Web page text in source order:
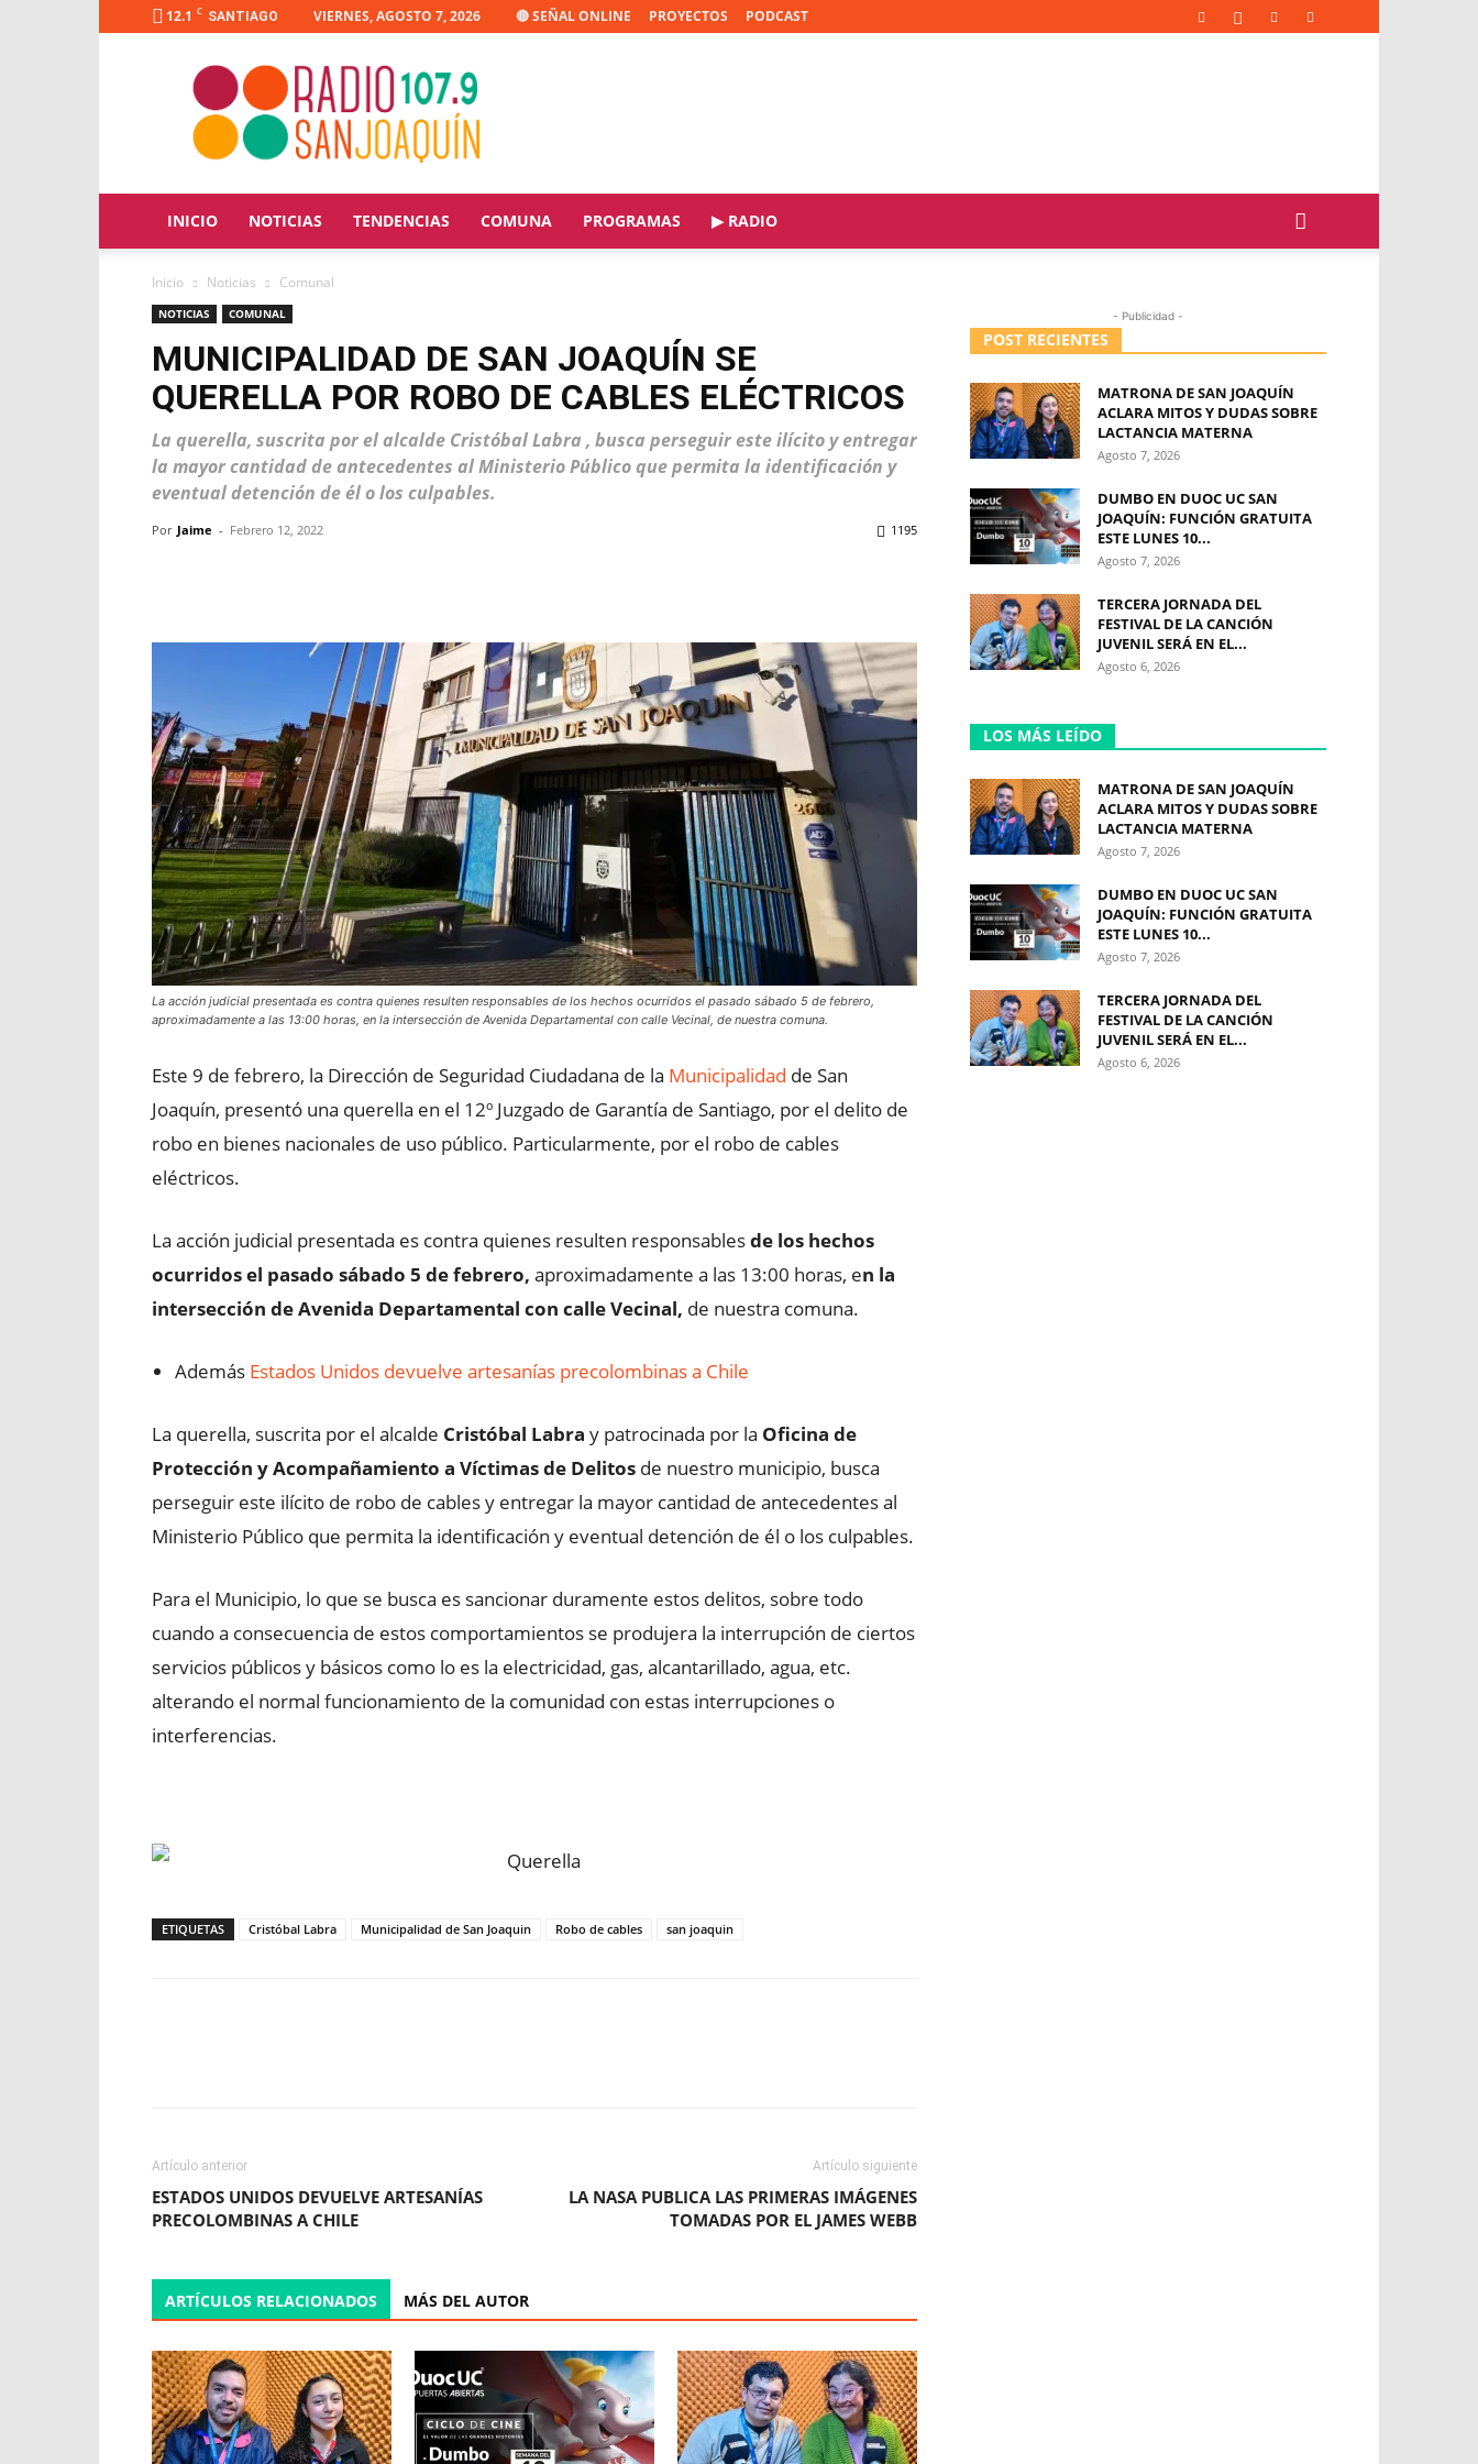
12.1 C SANTIAGO VIERNES, AGOSTO 7, 2026 🔴 SEÑAL ONLINE PROYECTOS PODCAST
Radio
Joaquín
INICIO NOTICIAS TENDENCIAS COMUNA PROGRAMAS ▶ RADIO
Inicio Noticias Comunal
NOTICIAS COMUNAL
MUNICIPALIDAD DE SAN JOAQUÍN SE
QUERELLA POR ROBO DE CABLES ELÉCTRICOS
La querella, suscrita por el alcalde Cristóbal Labra , busca perseguir este ilícito y entregar
la mayor cantidad de antecedentes al Ministerio Público que permita la identificación y
eventual detención de él o los culpables.
Por Jaime - Febrero 12, 2022 1195
La acción judicial presentada es contra quienes resulten responsables de los hechos ocurridos el pasado sábado 5 de febrero,
aproximadamente a las 13:00 horas, en la intersección de Avenida Departamental con calle Vecinal, de nuestra comuna.
Este 9 de febrero, la Dirección de Seguridad Ciudadana de la Municipalidad de San
Joaquín, presentó una querella en el 12º Juzgado de Garantía de Santiago, por el delito de
robo en bienes nacionales de uso público. Particularmente, por el robo de cables
eléctricos.
La acción judicial presentada es contra quienes resulten responsablesde los hechos
ocurridos el pasado sábado 5 de febrero, aproximadamente a las 13:00 horas, en la
intersección de Avenida Departamental con calle Vecinal, de nuestra comuna.
Además Estados Unidos devuelve artesanías precolombinas a Chile
La querella, suscrita por el alcalde Cristóbal Labra y patrocinada por la Oficina de
Protección y Acompañamiento a Víctimas de Delitos de nuestro municipio, busca
perseguir este ilícito de robo de cables y entregar la mayor cantidad de antecedentes al
Ministerio Público que permita la identificación y eventual detención de él o los culpables.
Para el Municipio, lo que se busca es sancionar duramente estos delitos, sobre todo
cuando a consecuencia de estos comportamientos se produjera la interrupción de ciertos
servicios públicos y básicos como lo es la electricidad, gas, alcantarillado, agua, etc.
alterando el normal funcionamiento de la comunidad con estas interrupciones o
interferencias.
ETIQUETAS Cristóbal Labra Municipalidad de San Joaquin Robo de cables san joaquin
Artículo anterior
ESTADOS UNIDOS DEVUELVE ARTESANÍAS
PRECOLOMBINAS A CHILE
Artículo siguiente
LA NASA PUBLICA LAS PRIMERAS IMÁGENES
TOMADAS POR EL JAMES WEBB
ARTÍCULOS RELACIONADOS MÁS DEL AUTOR
- Publicidad -
POST RECIENTES
MATRONA DE SAN JOAQUÍN
ACLARA MITOS Y DUDAS SOBRE
LACTANCIA MATERNA
Agosto 7, 2026
DUMBO EN DUOC UC SAN
JOAQUÍN: FUNCIÓN GRATUITA
ESTE LUNES 10...
Agosto 7, 2026
TERCERA JORNADA DEL
FESTIVAL DE LA CANCIÓN
JUVENIL SERÁ EN EL...
Agosto 6, 2026
LOS MÁS LEÍDO
MATRONA DE SAN JOAQUÍN
ACLARA MITOS Y DUDAS SOBRE
LACTANCIA MATERNA
Agosto 7, 2026
DUMBO EN DUOC UC SAN
JOAQUÍN: FUNCIÓN GRATUITA
ESTE LUNES 10...
Agosto 7, 2026
TERCERA JORNADA DEL
FESTIVAL DE LA CANCIÓN
JUVENIL SERÁ EN EL...
Agosto 6, 2026